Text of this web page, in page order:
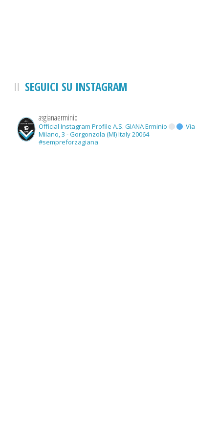
SEGUICI SU INSTAGRAM
asgianaerminio
Official Instagram Profile A.S. GIANA Erminio
Via
Milano, 3 - Gorgonzola (MI) Italy 20064
#sempreforzagiana